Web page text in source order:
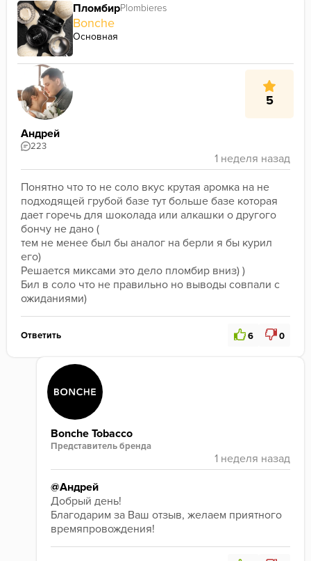
ПломбирPlombieres
Bonche
Основная
5
Андрей
223
Понятно что то не соло вкус крутая аромка на не
подходящей грубой базе тут больше базе которая
дает горечь для шоколада или алкашки о другого
бончу не дано (
тем не менее был бы аналог на берли я бы курил
его)
Решается миксами это дело пломбир вниз) )
Бил в соло что не правильно но выводы совпали с
ожиданиями)
Ответить 6 0
Bonche Tobacco
Представитель бренда
@Андрей
Добрый день!
Благодарим за Ваш отзыв, желаем приятного
времяпровождения!